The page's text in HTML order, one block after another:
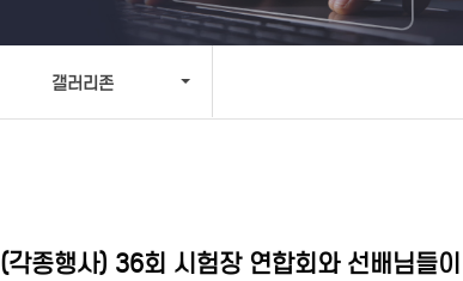
갤러리존
(각종행사) 36회 시험장 연합회와 선배님들